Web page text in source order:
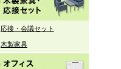
応接・会議セット
木製家具